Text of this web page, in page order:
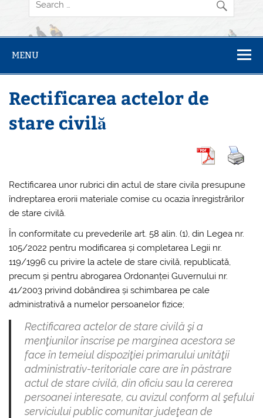
MENU
Rectificarea actelor de
stare civilă
Rectificarea unor rubrici din actul de stare civila presupune
îndreptarea erorii materiale comise cu ocazia înregistrărilor
de stare civilă.
În conformitate cu prevederile art. 58 alin. (1), din Legea nr.
105/2022 pentru modificarea și completarea Legii nr.
119/1996 cu privire la actele de stare civilă, republicată,
precum și pentru abrogarea Ordonanței Guvernului nr.
41/2003 privind dobândirea și schimbarea pe cale
administrativă a numelor persoanelor fizice;
Rectificarea actelor de stare civilă şi a
menţiunilor înscrise pe marginea acestora se
face în temeiul dispoziţiei primarului unităţii
administrativ-teritoriale care are în păstrare
actul de stare civilă, din oficiu sau la cererea
persoanei interesate, cu avizul conform al şefului
serviciului public comunitar judeţean de